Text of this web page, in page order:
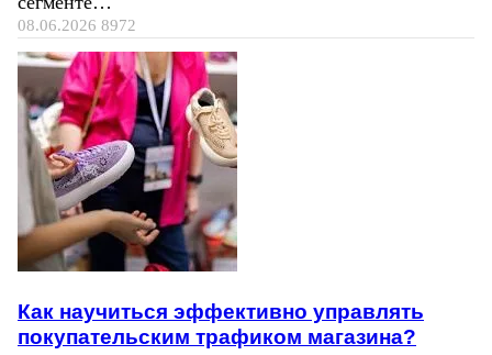
08.06.2026 8972
Как научиться эффективно управлять
покупательским трафиком магазина?